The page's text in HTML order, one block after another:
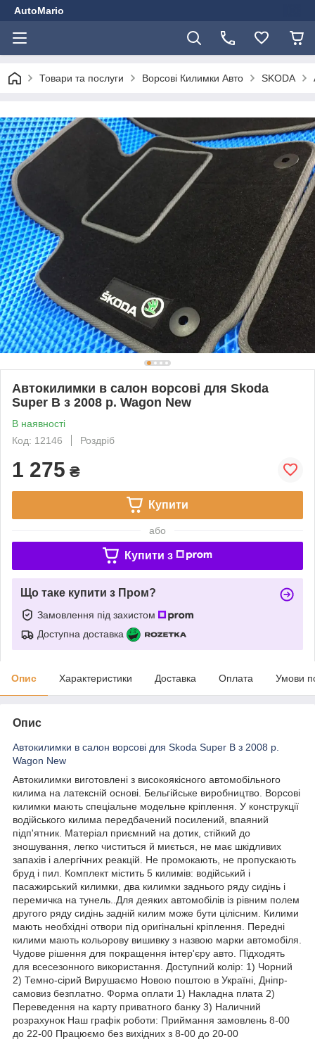
AutoMario
Товари та послуги Ворсові Килимки Авто SKODA
Автокилимки в салон ворсові для Skoda
Super B з 2008 р. Wagon New
В наявності
Код: 12146
Роздріб
1 275 ₴
Купити
або
Купити з
Що таке купити з Пром?
Замовлення під захистом
Доступна доставка
Опис Характеристики Доставка Оплата Умови
Опис
Автокилимки в салон ворсові для Skoda Super B з 2008 р.
Wagon New
Автокилимки виготовлені з високоякісного автомобільного
килима на латексній основі. Бельгійське виробництво. Ворсові
килимки мають спеціальне модельне кріплення. У конструкції
водійського килима передбачений посилений, впаяний
підп'ятник. Матеріал приємний на дотик, стійкий до
зношування, легко чиститься й миється, не має шкідливих
запахів і алергічних реакцій. Не промокають, не пропускають
бруд і пил. Комплект містить 5 килимів: водійський і
пасажирський килимки, два килимки заднього ряду сидінь і
перемичка на тунель..Для деяких автомобілів із рівним полем
другого ряду сидінь задній килим може бути цілісним. Килими
мають необхідні отвори під оригінальні кріплення. Передні
килими мають кольорову вишивку з назвою марки автомобіля.
Чудове рішення для покращення інтер'єру авто. Підходять
для всесезонного використання. Доступний колір: 1) Чорний
2) Темно-сірий Вирушаємо Новою поштою в Україні, Дніпр-
самовиз безплатно. Форма оплати 1) Накладна плата 2)
Переведення на карту приватного банку 3) Наличний
розрахунок Наш графік роботи: Приймання замовлень 8-00
до 22-00 Працюємо без вихідних з 8-00 до 20-00